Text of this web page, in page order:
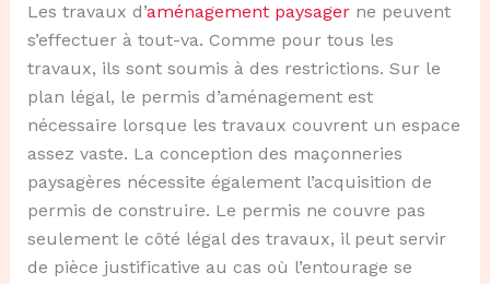
Les travaux d’aménagement paysagerne peuvent
s’effectuer à tout-va. Comme pour tous les
travaux, ils sont soumis à des restrictions. Sur le
plan légal, le permis d’aménagement est
nécessaire lorsque les travaux couvrent un espace
assez vaste. La conception des maçonneries
paysagères nécessite également l’acquisition de
permis de construire. Le permis ne couvre pas
seulement le côté légal des travaux, il peut servir
de pièce justificative au cas où l’entourage se